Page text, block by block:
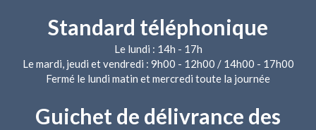
Standard téléphonique
Le lundi : 14h - 17h
Le mardi, jeudi et vendredi : 9h00 - 12h00 / 14h00 - 17h00
Fermé le lundi matin et mercredi toute la journée
Guichet de délivrance des